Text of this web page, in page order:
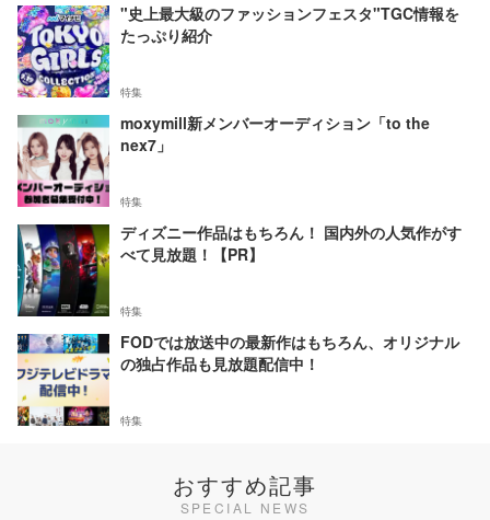
"史上最大級のファッションフェスタ"TGC情報を
たっぷり紹介
特集
moxymill新メンバーオーディション「to the
nex7」
特集
ディズニー作品はもちろん！ 国内外の人気作がす
べて見放題！【PR】
特集
FODでは放送中の最新作はもちろん、オリジナル
の独占作品も見放題配信中！
特集
おすすめ記事
SPECIAL NEWS